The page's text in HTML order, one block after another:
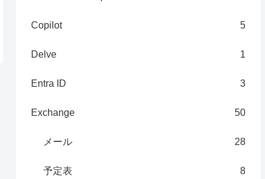
Copilot 5
Delve 1
Entra ID 3
Exchange 50
メール 28
予定表 8